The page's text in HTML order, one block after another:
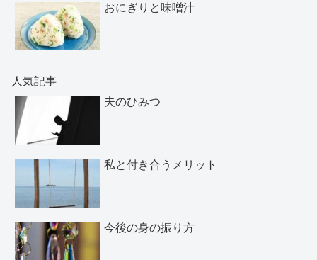
おにぎりと味噌汁
人気記事
夫のひみつ
私と付き合うメリット
今後の身の振り方